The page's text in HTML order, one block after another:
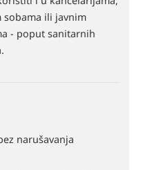
sobama ili javnim
- poput sanitarnih
narušavanja